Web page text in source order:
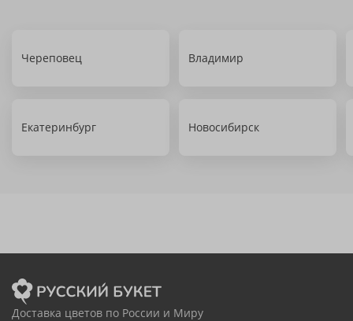
Череповец Владимир
Екатеринбург Новосибирск
Доставка цветов по России и Миру